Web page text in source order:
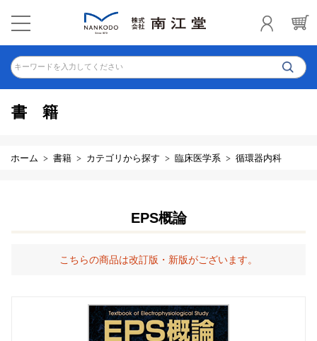
キーワードを入力してください
書籍
ホーム 書籍 カテゴリから探す 臨床医学系 循環器内科
EPS概論
こちらの商品は改訂版・新版がございます。